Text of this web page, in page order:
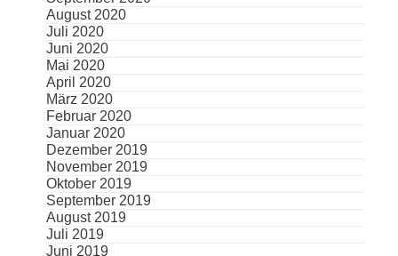
August 2020
Juli 2020
Juni 2020
Mai 2020
April 2020
März 2020
Februar 2020
Januar 2020
Dezember 2019
November 2019
Oktober 2019
September 2019
August 2019
Juli 2019
Juni 2019